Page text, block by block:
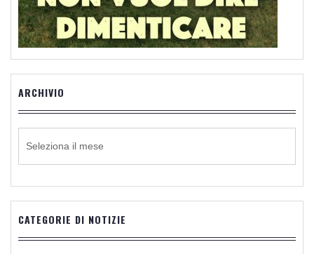
ARCHIVIO
CATEGORIE DI NOTIZIE